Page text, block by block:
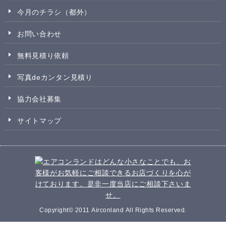
今月のチラシ（都外）
お問い合わせ
無料見積り依頼
写真deカンタン見積り
協力会社募集
サイトマップ
Copyright© 2011 Airconland All Rights Reserved.